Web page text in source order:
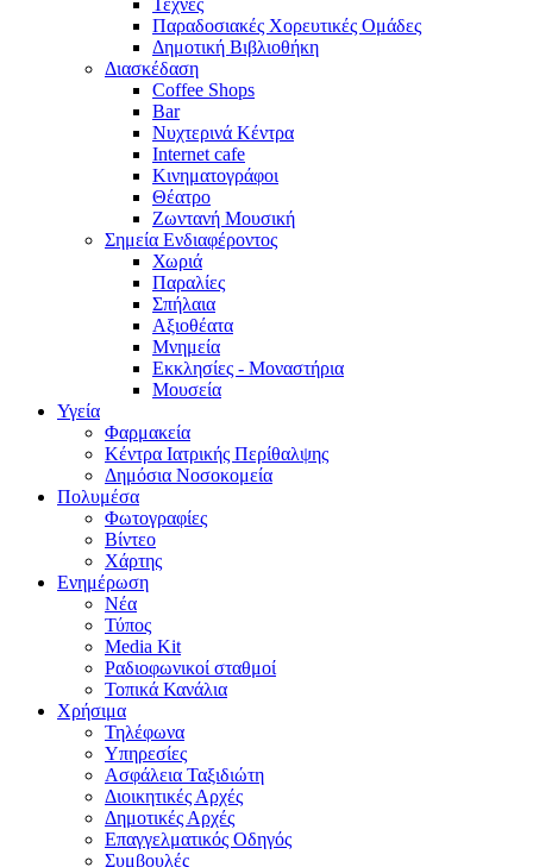
Τέχνες
Παραδοσιακές Χορευτικές Ομάδες
Δημοτική Βιβλιοθήκη
Διασκέδαση
Coffee Shops
Bar
Νυχτερινά Κέντρα
Internet cafe
Κινηματογράφοι
Θέατρο
Ζωντανή Μουσική
Σημεία Ενδιαφέροντος
Χωριά
Παραλίες
Σπήλαια
Αξιοθέατα
Μνημεία
Εκκλησίες - Μοναστήρια
Μουσεία
Υγεία
Φαρμακεία
Κέντρα Ιατρικής Περίθαλψης
Δημόσια Νοσοκομεία
Πολυμέσα
Φωτογραφίες
Bίντεο
Χάρτης
Ενημέρωση
Νέα
Τύπος
Media Kit
Ραδιοφωνικοί σταθμοί
Τοπικά Κανάλια
Χρήσιμα
Τηλέφωνα
Υπηρεσίες
Ασφάλεια Ταξιδιώτη
Διοικητικές Αρχές
Δημοτικές Αρχές
Επαγγελματικός Οδηγός
Συμβουλές